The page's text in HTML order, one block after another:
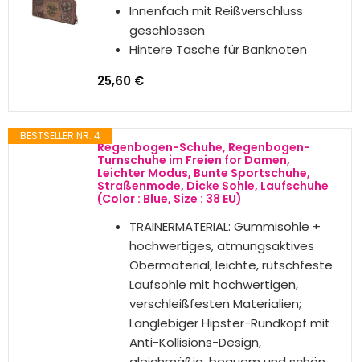
transsexuellen Flagge können Sie
lebendige und moderne Details in
Ihre Outfits hinzufügen. Hier ist
warum Sie diese Schnürsenkel in
🏳️‍⚧️ Hergestellt aus robustem
Material sind diese langlebig
🏳️‍⚧️ Einzigartiges Design mit
farbenfrohem Pride-Trans-Flagge
Motiv - Ideal um mehr
Individualität zu zeigen;
6,99 €
SCRAWLGOD Damen Sneakers
Atmungsaktiv Mesh Flats Zahnarzt
Schuhe Schnürschuh Sport Schuhe,
Rainbow Pride, 43 1/3 EU